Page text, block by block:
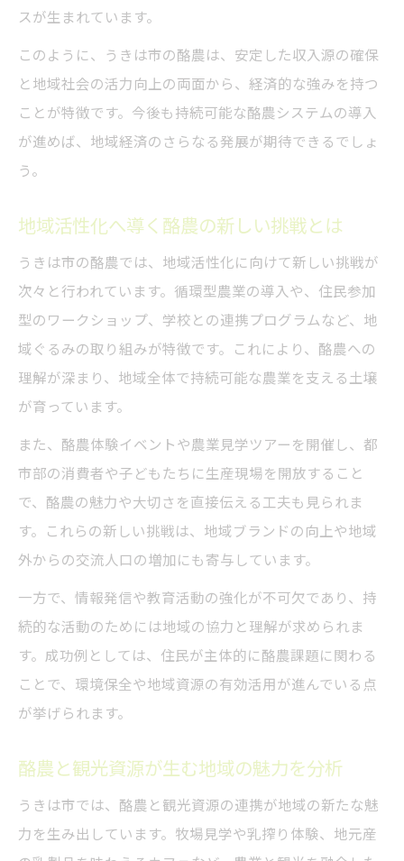
スが生まれています。
このように、うきは市の酪農は、安定した収入源の確保
と地域社会の活力向上の両面から、経済的な強みを持つ
ことが特徴です。今後も持続可能な酪農システムの導入
が進めば、地域経済のさらなる発展が期待できるでしょ
う。
地域活性化へ導く酪農の新しい挑戦とは
うきは市の酪農では、地域活性化に向けて新しい挑戦が
次々と行われています。循環型農業の導入や、住民参加
型のワークショップ、学校との連携プログラムなど、地
域ぐるみの取り組みが特徴です。これにより、酪農への
理解が深まり、地域全体で持続可能な農業を支える土壌
が育っています。
また、酪農体験イベントや農業見学ツアーを開催し、都
市部の消費者や子どもたちに生産現場を開放すること
で、酪農の魅力や大切さを直接伝える工夫も見られま
す。これらの新しい挑戦は、地域ブランドの向上や地域
外からの交流人口の増加にも寄与しています。
一方で、情報発信や教育活動の強化が不可欠であり、持
続的な活動のためには地域の協力と理解が求められま
す。成功例としては、住民が主体的に酪農課題に関わる
ことで、環境保全や地域資源の有効活用が進んでいる点
が挙げられます。
酪農と観光資源が生む地域の魅力を分析
うきは市では、酪農と観光資源の連携が地域の新たな魅
力を生み出しています。牧場見学や乳搾り体験、地元産